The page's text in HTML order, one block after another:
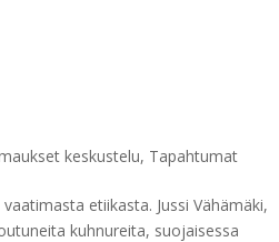
keskustelu, Tapahtumat
etiikasta. Jussi Vähämäki,
kuhnureita, suojaisessa